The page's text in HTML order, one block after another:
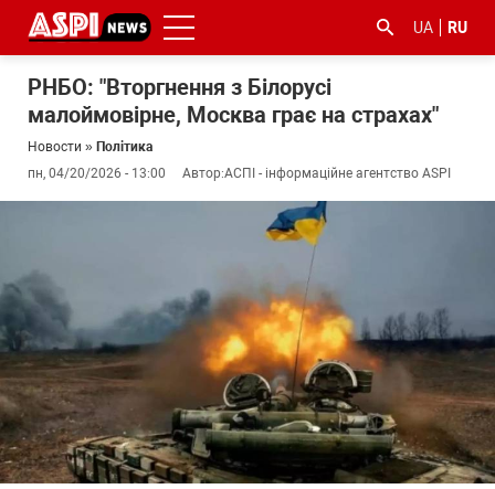
UA RU
РНБО: "Вторгнення з Білорусі
малоймовірне, Москва грає на страхах"
Новости » Політика
пн, 04/20/2026 - 13:00
Автор:АСПІ - інформаційне агентство ASPI
#Киев #коронавірус